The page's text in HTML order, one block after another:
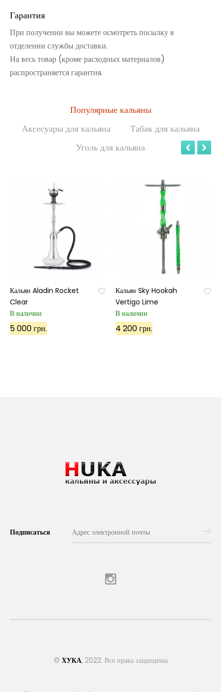
Гарантия
При получении вы можете осмотреть посылку в
отделении службы доставки.
На весь товар (кроме расходных материалов)
распространяется гарантия.
Популярные кальяны
Аксесуары для кальяна
Табак для кальяна
Уголь для кальяна
Кальян Aladin Rocket
Clear
В наличии
5 000 грн.
Кальян Sky Hookah
Vertigo Lime
В наличии
4 200 грн.
Подписаться
© ХУКА, 2022. Все права защищены